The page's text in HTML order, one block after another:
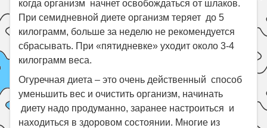
когда организм начнет освобождаться от шлаков.
При семидневной диете организм теряет до 5
килограмм, больше за неделю не рекомендуется
сбрасывать. При «пятидневке» уходит около 3-4
килограмм веса.
Огуречная диета – это очень действенный способ
уменьшить вес и очистить организм, начинать
диету надо продуманно, заранее настроиться и
находиться в здоровом состоянии. Многие из